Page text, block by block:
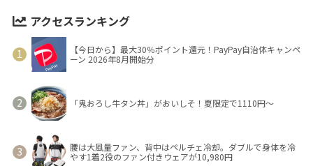
アクセスランキング
【今日から】最大30％ポイント還元！PayPay自治体キャンペ
ーン 2026年8月開始分
「鬼おろし牛タン丼」がおいしそ！夏限定で1110円～
腰は大風量ファン、背中はペルチェ冷却。ダブルで身体を冷
やす1着2役のファン付きウェアが10,980円